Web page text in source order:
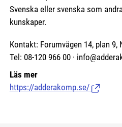
Svenska eller svenska som
kunskaper.
Kontakt: Forumvägen 14, plan 9,
Tel: 08-120 966 00 ·
Läs mer
https://adderakomp.se/ (Länk till